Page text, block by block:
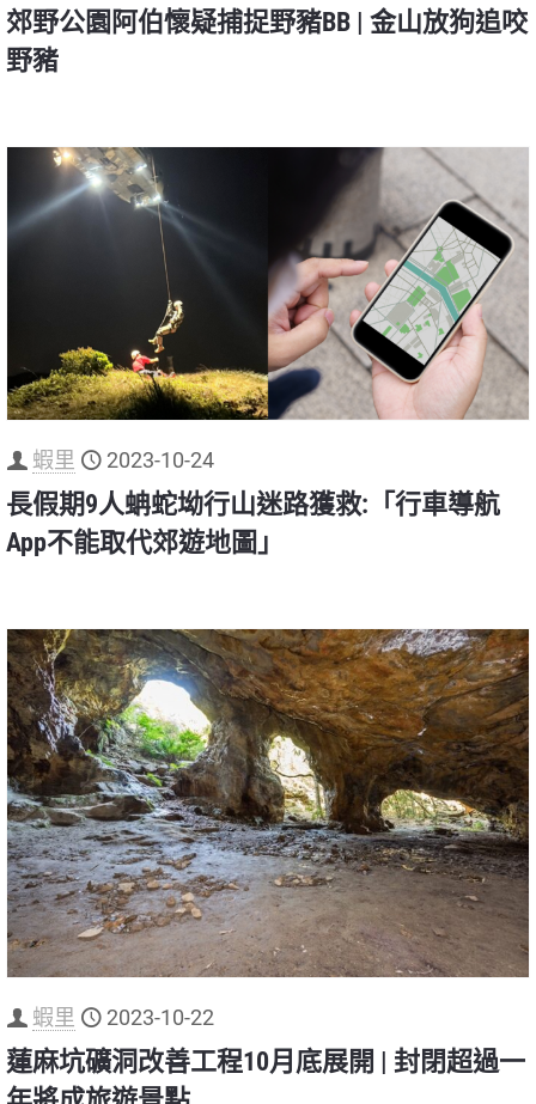
郊野公園阿伯懷疑捕捉野豬BB | 金山放狗追咬
野豬
蝦里 2023-10-24
長假期9人蚺蛇坳行山迷路獲救:「行車導航
App不能取代郊遊地圖」
蝦里 2023-10-22
蓮麻坑礦洞改善工程10月底展開 | 封閉超過一